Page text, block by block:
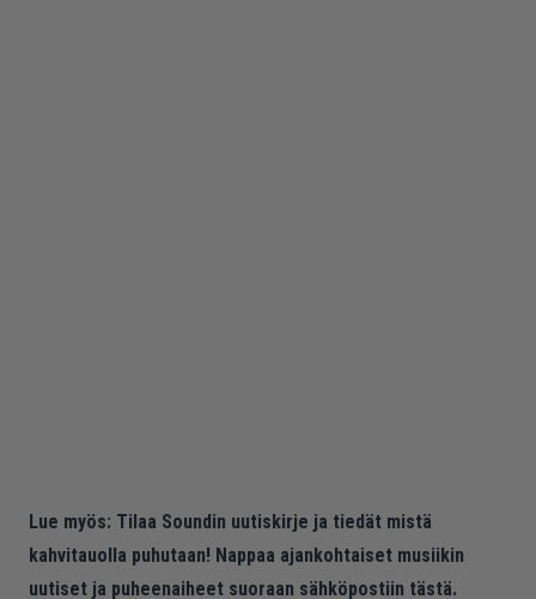
Lue myös: Tilaa Soundin uutiskirje ja tiedät mistä
kahvitauolla puhutaan! Nappaa ajankohtaiset musiikin
uutiset ja puheenaiheet suoraan sähköpostiin tästä.